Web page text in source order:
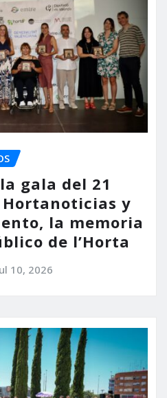
gala del 21
y
la memoria
de l’Horta
10, 2026